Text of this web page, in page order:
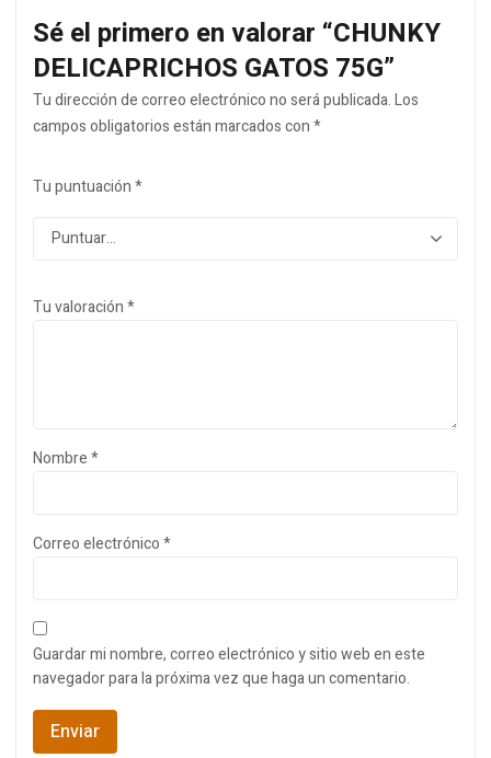
Sé el primero en valorar “CHUNKY
DELICAPRICHOS GATOS 75G”
Tu dirección de correo electrónico no será publicada.Los
campos obligatorios están marcados con*
Tu puntuación*
Tu valoración*
Nombre*
Correo electrónico*
Guardar mi nombre, correo electrónico y sitio web en este
navegador para la próxima vez que haga un comentario.